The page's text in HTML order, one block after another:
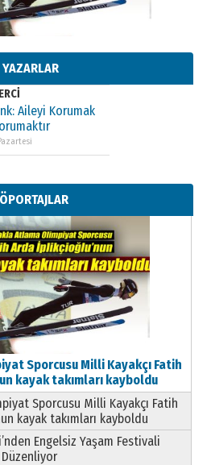
YAZARLAR
Aileyi Korumak
Aileyi Korumak
Aileyi Korumak
Sporcusu Milli Kayakçı Fatih
kayak takımları kayboldu
Sporcusu Milli Kayakçı Fatih
kayak takımları kayboldu
Engelsiz Yaşam Festivali
Düzenliyor